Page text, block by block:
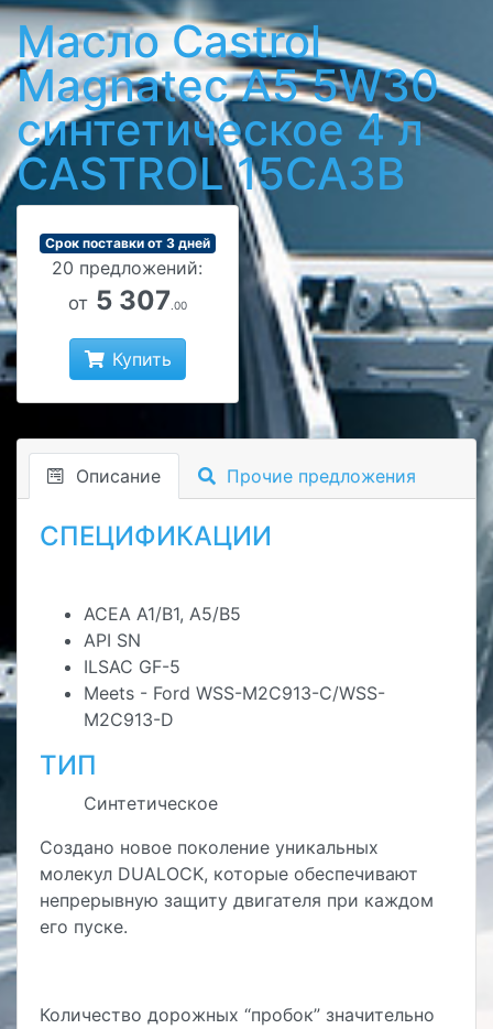
Масло Castrol
Magnatec A5 5W30
синтетическое 4 л
CASTROL 15CA3B
Срок поставки от 3 дней
20 предложений:
от 5 307 .00
Купить
Описание Прочие предложения
СПЕЦИФИКАЦИИ
ACEA A1/B1, A5/B5
API SN
ILSAC GF-5
Meets - Ford WSS-M2C913-C/WSS-
M2C913-D
ТИП
Синтетическое
Создано новое поколение уникальных
молекул DUALOCK, которые обеспечивают
непрерывную защиту двигателя при каждом
его пуске.
Количество дорожных “пробок” значительно